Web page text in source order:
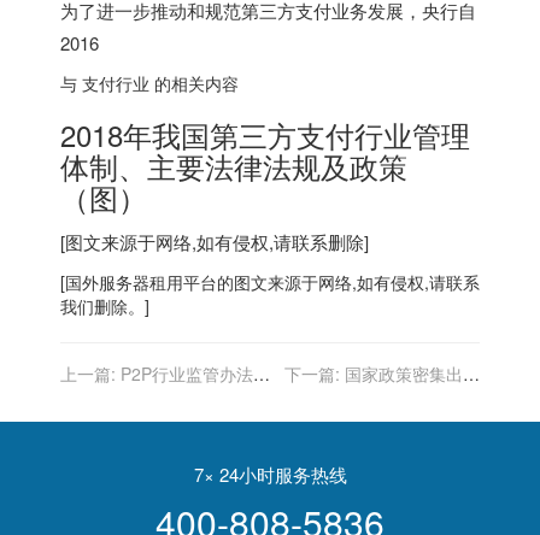
为了进一步推动和规范第三方支付业务发展，央行自
2016
与 支付行业 的相关内容
2018年我国第三方支付行业管理
体制、主要法律法规及政策
（图）
[图文来源于网络,如有侵权,请联系删除]
[国外服务器租用平台的图文来源于网络,如有侵权,请联系
我们删除。]
上一篇: P2P行业监管办法明
下一篇: 国家政策密集出台
增长（附政策汇总）
7× 24小时服务热线
400-808-5836